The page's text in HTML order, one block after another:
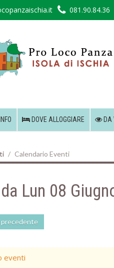
081.90.84.36
INFO DOVE ALLOGGIARE DA
Calendario Eventi
Lun 08
eventi